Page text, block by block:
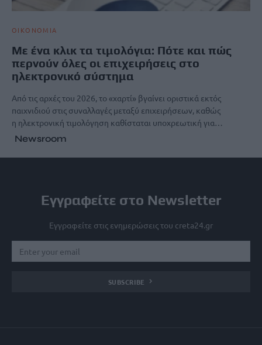
ΟΙΚΟΝΟΜΙΑ
Με ένα κλικ τα τιμολόγια: Πότε και πώς
περνούν όλες οι επιχειρήσεις στο
ηλεκτρονικό σύστημα
Από τις αρχές του 2026, το «χαρτί» βγαίνει οριστικά εκτός
παιχνιδιού στις συναλλαγές μεταξύ επιχειρήσεων, καθώς
η ηλεκτρονική τιμολόγηση καθίσταται υποχρεωτική για…
Newsroom
Εγγραφείτε στο Newsletter
Εγγραφείτε στις ενημερώσεις του creta24.gr
SUBSCRIBE